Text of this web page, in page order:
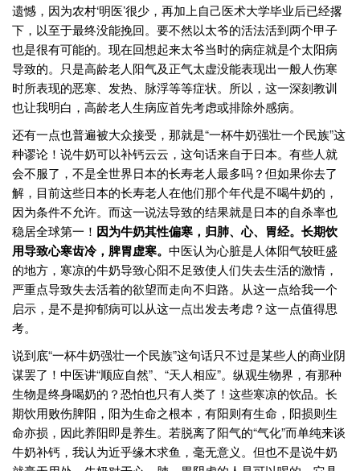
遗憾，因为农村‘明医’很少，再加上自己医术大学毕业后已经撂
下，以至于最终没能挽回。要不然以太爷的活法活到两个甲子
也是很有可能的。现在回想起来太爷当时的病症就是个太阳病
导致的。只是高龄老人阳气及正气太虚没能表现出一般人伤寒
时所表现的恶寒、发热、脉浮等等症状。所以，这一深刻教训
也让我明白，高龄老人生病应首先考虑或排除外感病。
还有一点也普遍被大众接受，那就是“一杯牛奶强壮一个民族”这
种谬论！说牛奶可以补钙云云，这句话来自于日本。有些人就
会不服了，不是全世界日本的长寿老人最多吗？但如果你去了
解，目前这些日本的长寿老人在他们那个年代是不喝牛奶的，
因为条件不允许。而这一说法导致的结果就是日本的自杀率也
稳居全球第一！ 因为牛奶其性偏寒，归肺、心、胃经。长期饮
用导致心寒齿冷，脾胃虚寒。 中医认为心脏是人体阳气较旺盛
的地方，寒凉的牛奶导致心阳不足致使人们失去生活的激情，
严重点导致失去活着的欲望而走向不归路。从这一点给我一个
启示，是不是抑郁病可以从这一点出发去考虑？这一点值得思
考。
说到底“一杯牛奶强壮一个民族”这句话只不过是某些人的商业阴
谋罢了！中医讲“顺应自然”、“天人相应”。纵观生物界，有那种
生物是终身喝奶的？恐怕也只有人类了！这些寒凉的饮品。长
期饮用败伤脾阳，阳为生命之根本，有阳则有生命，阳损则生
命亦损，因此养阳即是养生。若脱离了阳气的“气化”而单纯来谈
牛奶补钙，我认为近乎缘木求鱼，毫无意义。但也不是说牛奶